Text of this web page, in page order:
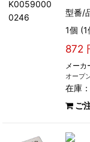
K0059000
0246
型番/
1個
872
メーカ
オープ
在庫
ご